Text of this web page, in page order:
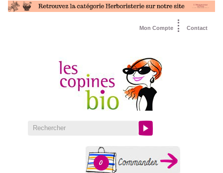
Contact
Mon Compte
0